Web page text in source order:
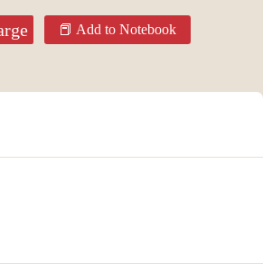
Add to Notebook